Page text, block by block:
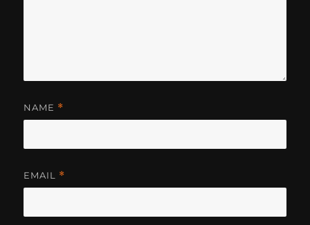
NAME *
EMAIL *